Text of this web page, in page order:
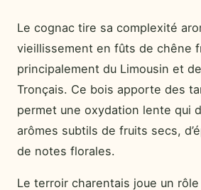
Le cognac tire sa complexité
vieillissement en fûts de chêne
principalement du Limousin et
Tronçais. Ce bois apporte des
permet une oxydation lente qui
arômes subtils de fruits secs,
de notes florales.
Le terroir charentais joue un